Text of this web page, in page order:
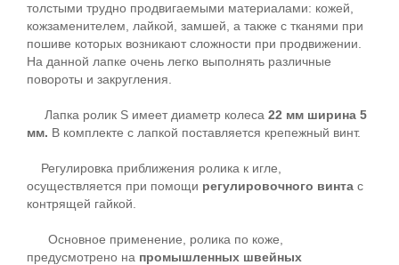
толстыми трудно продвигаемыми материалами: кожей,
кожзаменителем, лайкой, замшей, а также с тканями при
пошиве которых возникают сложности при продвижении.
На данной лапке очень легко выполнять различные
повороты и закругления.
Лапка ролик S имеет диаметр колеса 22 мм ширина 5
мм. В комплекте с лапкой поставляется крепежный винт.
Регулировка приближения ролика к игле,
осуществляется при помощи регулировочного винта с
контрящей гайкой.
Основное применение, ролика по коже,
предусмотрено на промышленных швейных